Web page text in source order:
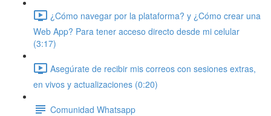
¿Cómo navegar por la plataforma? y ¿Cómo crear una
Web App? Para tener acceso directo desde mi celular
(3:17)
Asegúrate de recibir mis correos con sesiones extras,
en vivos y actualizaciones (0:20)
Comunidad Whatsapp